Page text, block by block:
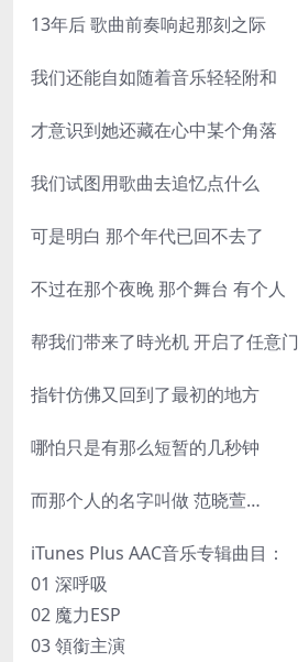
13年后 歌曲前奏响起那刻之际
我们还能自如随着音乐轻轻附和
才意识到她还藏在心中某个角落
我们试图用歌曲去追忆点什么
可是明白 那个年代已回不去了
不过在那个夜晚 那个舞台 有个人
帮我们带来了時光机 开启了任意门
指针仿佛又回到了最初的地方
哪怕只是有那么短暂的几秒钟
而那个人的名字叫做 范晓萱…
iTunes Plus AAC音乐专辑曲目：
01 深呼吸
02 魔力ESP
03 領銜主演